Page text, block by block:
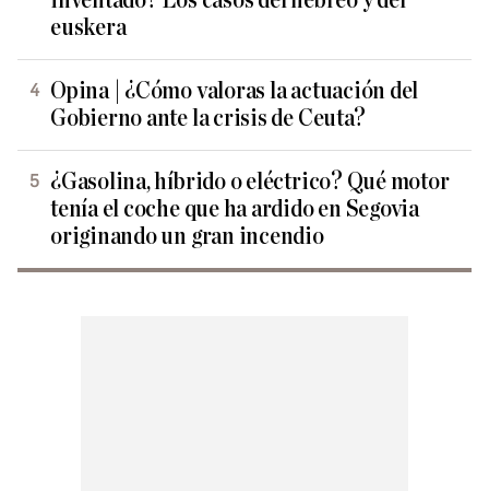
euskera
Opina | ¿Cómo valoras la actuación del
Gobierno ante la crisis de Ceuta?
¿Gasolina, híbrido o eléctrico? Qué motor
tenía el coche que ha ardido en Segovia
originando un gran incendio